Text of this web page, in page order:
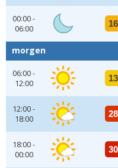
00:00 -
06:00
16
morgen
06:00 -
12:00
13
12:00 -
18:00
28
18:00 -
00:00
30